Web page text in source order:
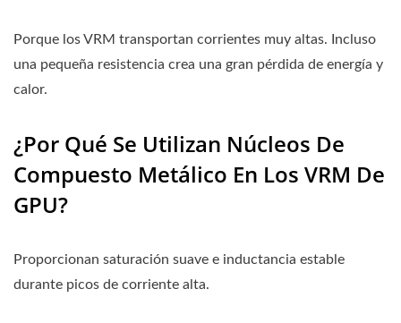
Porque los VRM transportan corrientes muy altas. Incluso
una pequeña resistencia crea una gran pérdida de energía y
calor.
¿Por Qué Se Utilizan Núcleos De
Compuesto Metálico En Los VRM De
GPU?
Proporcionan saturación suave e inductancia estable
durante picos de corriente alta.